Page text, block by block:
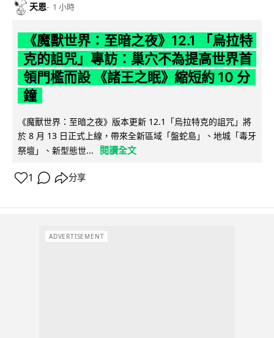
天恩 1 小時
《魔獸世界：至暗之夜》12.1 「烏拉特
克的詛咒」專訪：巢穴不為提高世界首
領門檻而設 《諸王之眠》縮短約 10 分
鐘
《魔獸世界：至暗之夜》版本更新 12.1「烏拉特克的詛咒」將
於 8 月 13 日正式上線，帶來全新區域「盤蛇島」、地城「毒牙
祭壇」、新型態世...
閱讀全文
1 分享
ADVERTISEMENT